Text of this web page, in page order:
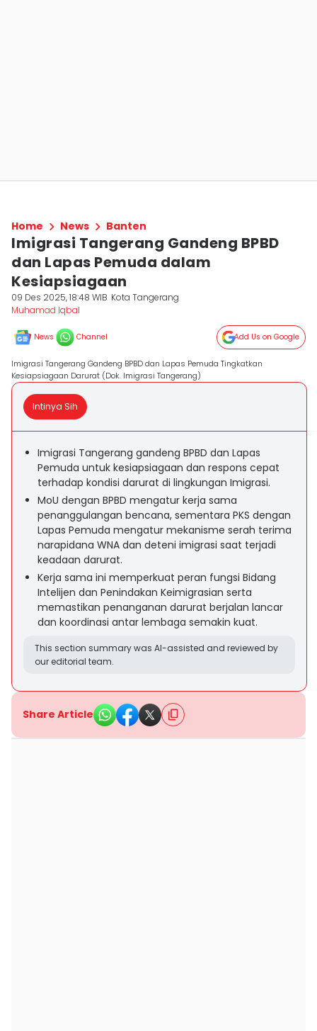
Home News Banten
Imigrasi Tangerang Gandeng BPBD
dan Lapas Pemuda dalam
Kesiapsiagaan
09 Des 2025, 18:48 WIB Kota Tangerang
Muhamad Iqbal
News Channel Add Us on Google
Imigrasi Tangerang Gandeng BPBD dan Lapas Pemuda Tingkatkan
Kesiapsiagaan Darurat (Dok. Imigrasi Tangerang)
Intinya Sih
Imigrasi Tangerang gandeng BPBD dan Lapas
Pemuda untuk kesiapsiagaan dan respons cepat
terhadap kondisi darurat di lingkungan Imigrasi.
MoU dengan BPBD mengatur kerja sama
penanggulangan bencana, sementara PKS dengan
Lapas Pemuda mengatur mekanisme serah terima
narapidana WNA dan deteni imigrasi saat terjadi
keadaan darurat.
Kerja sama ini memperkuat peran fungsi Bidang
Intelijen dan Penindakan Keimigrasian serta
memastikan penanganan darurat berjalan lancar
dan koordinasi antar lembaga semakin kuat.
This section summary was AI-assisted and reviewed by
our editorial team.
Share Article